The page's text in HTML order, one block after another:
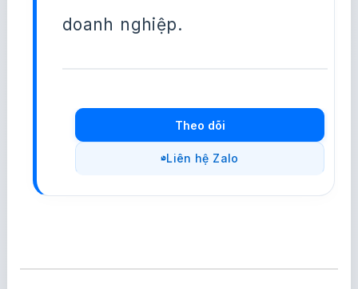
doanh nghiệp.
Theo dõi
Liên hệ Zalo